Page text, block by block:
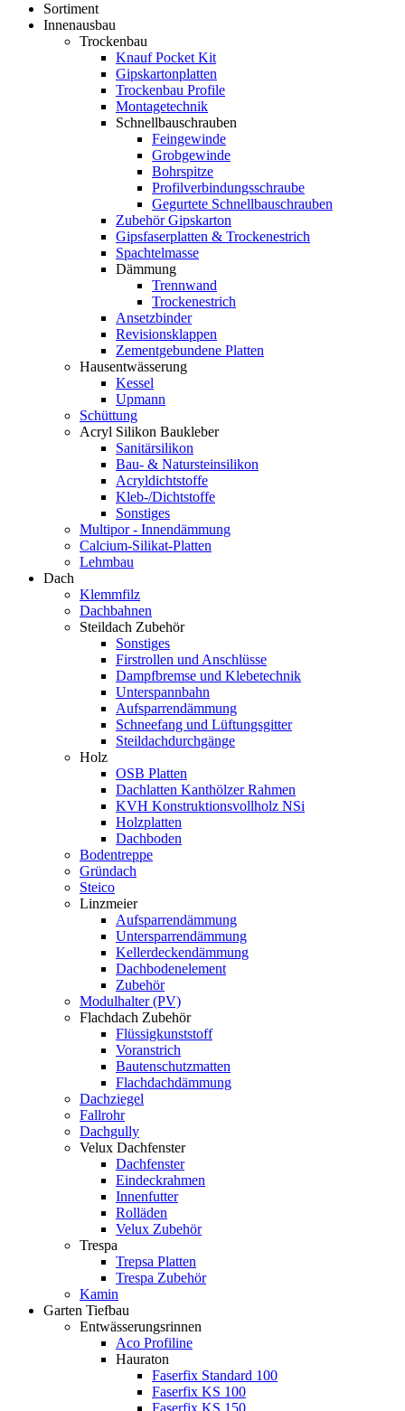
Sortiment
Innenausbau
Trockenbau
Knauf Pocket Kit
Gipskartonplatten
Trockenbau Profile
Montagetechnik
Schnellbauschrauben
Feingewinde
Grobgewinde
Bohrspitze
Profilverbindungsschraube
Gegurtete Schnellbauschrauben
Zubehör Gipskarton
Gipsfaserplatten & Trockenestrich
Spachtelmasse
Dämmung
Trennwand
Trockenestrich
Ansetzbinder
Revisionsklappen
Zementgebundene Platten
Hausentwässerung
Kessel
Upmann
Schüttung
Acryl Silikon Baukleber
Sanitärsilikon
Bau- & Natursteinsilikon
Acryldichtstoffe
Kleb-/Dichtstoffe
Sonstiges
Multipor - Innendämmung
Calcium-Silikat-Platten
Lehmbau
Dach
Klemmfilz
Dachbahnen
Steildach Zubehör
Sonstiges
Firstrollen und Anschlüsse
Dampfbremse und Klebetechnik
Unterspannbahn
Aufsparrendämmung
Schneefang und Lüftungsgitter
Steildachdurchgänge
Holz
OSB Platten
Dachlatten Kanthölzer Rahmen
KVH Konstruktionsvollholz NSi
Holzplatten
Dachboden
Bodentreppe
Gründach
Steico
Linzmeier
Aufsparrendämmung
Untersparrendämmung
Kellerdeckendämmung
Dachbodenelement
Zubehör
Modulhalter (PV)
Flachdach Zubehör
Flüssigkunststoff
Voranstrich
Bautenschutzmatten
Flachdachdämmung
Dachziegel
Fallrohr
Dachgully
Velux Dachfenster
Dachfenster
Eindeckrahmen
Innenfutter
Rolläden
Velux Zubehör
Trespa
Trepsa Platten
Trespa Zubehör
Kamin
Garten Tiefbau
Entwässerungsrinnen
Aco Profiline
Hauraton
Faserfix Standard 100
Faserfix KS 100
Faserfix KS 150